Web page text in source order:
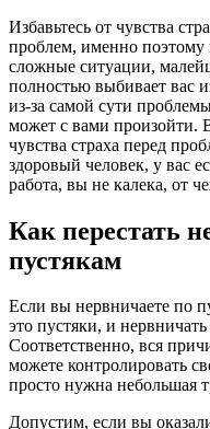
Избавьтесь от чувства
проблем, именно поэтому
сложные ситуации,
полностью выбивает вас
из-за самой сути
может с вами произойти.
чувства страха перед
здоровый человек, у вас
работа, вы не калека, от
Как перестать
пустякам
Если вы нервничаете по
это пустяки, и
Соответственно, вся
можете контролировать
просто нужна небольшая
Допустим, если вы